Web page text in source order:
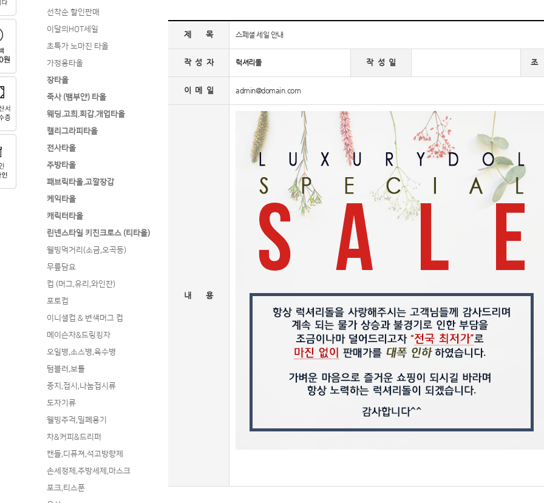
선착순 할인판매
이달의HOT세일
초특가 노마진 타올
가정용타올
장타올
죽사 (뱀부얀) 타올
웨딩.고희.회갑.개업타올
캘리그라피타올
전사타올
주방타올
패브릭타올.고깔장갑
케익타올
캐릭터타올
린넨스타일 키친크로스 (티타올)
웰빙먹거리(소금,오곡등)
무릎담요
컵 (머그,유리,와인잔)
포토컵
이니셜컵 & 변색머그 컵
메이슨자&드링킹자
오일병,소스병,육수병
텀블러,보틀
종지,접시,나눔접시류
도자기류
웰빙주걱,밀폐용기
차&커피&드리퍼
캔들,디퓨져,석고방향제
손세정제,주방세제,마스크
포크,티스푼
제 목 스페셜 세일 안내
작 성 자 럭셔리돌 작 성 일
이 메 일 admin@domain.com
내 용